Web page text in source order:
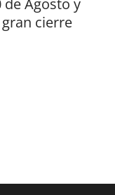
de Agosto y
cierre